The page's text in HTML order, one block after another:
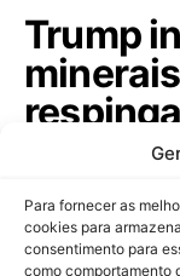
Para fornecer as
cookies para
consentimento para
como comportamento
Trump
Com aporte de
minerais